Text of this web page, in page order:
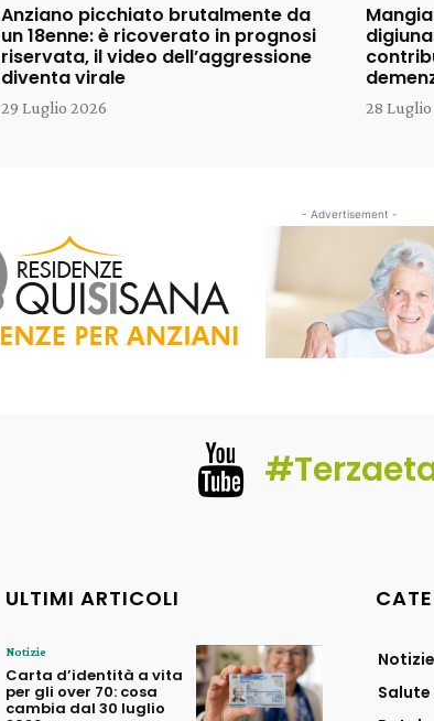
Anziano picchiato brutalmente da
un 18enne: è ricoverato in prognosi
riservata, il video dell’aggressione
diventa virale
29 Luglio 2026 28
- Advertisement -
ULTIMI ARTICOLI
Notizie
Carta d’identità a vita
per gli over 70: cosa
cambia dal 30 luglio
Notizie
Salute